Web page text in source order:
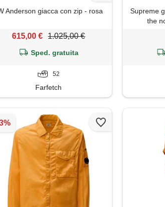
Anderson giacca con zip - rosa
615,00 € 1.025,00 €
Sped. gratuita
52
Farfetch
Supreme
the